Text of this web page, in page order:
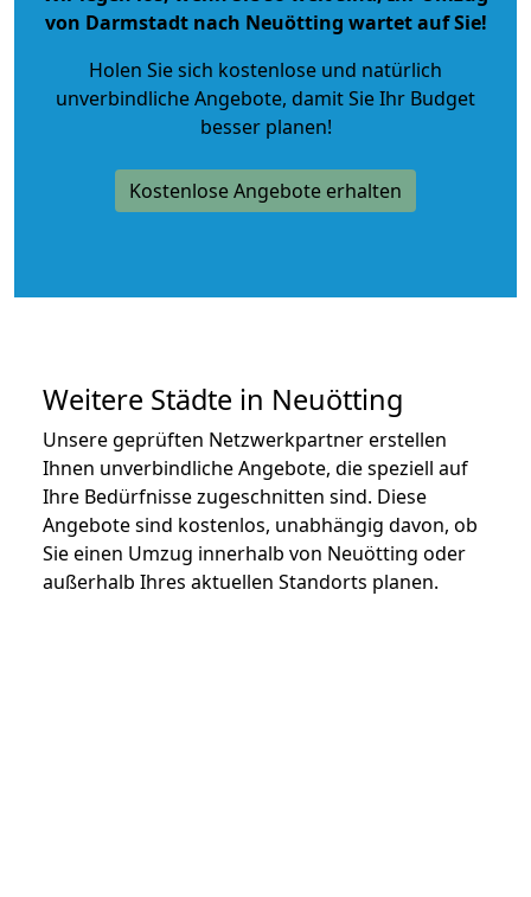
von Darmstadt nach Neuötting wartet auf Sie!
Holen Sie sich kostenlose und natürlich
unverbindliche Angebote, damit Sie Ihr Budget
besser planen!
Kostenlose Angebote erhalten
Weitere Städte in Neuötting
Unsere geprüften Netzwerkpartner erstellen
Ihnen unverbindliche Angebote, die speziell auf
Ihre Bedürfnisse zugeschnitten sind. Diese
Angebote sind kostenlos, unabhängig davon, ob
Sie einen Umzug innerhalb von Neuötting oder
außerhalb Ihres aktuellen Standorts planen.